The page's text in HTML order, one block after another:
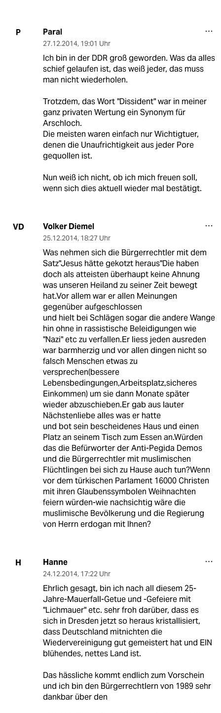
P Paral
27.12.2014, 19:01 Uhr
Ich bin in der DDR groß geworden. Was da alles
schief gelaufen ist, das weiß jeder, das muss
man nicht wiederholen.
Trotzdem, das Wort "Dissident" war in meiner
ganz privaten Wertung ein Synonym für
Arschloch.
Die meisten waren einfach nur Wichtigtuer,
denen die Unaufrichtigkeit aus jeder Pore
gequollen ist.
Nun weiß ich nicht, ob ich mich freuen soll,
wenn sich dies aktuell wieder mal bestätigt.
VD Volker Diemel
25.12.2014, 18:27 Uhr
Was nehmen sich die Bürgerrechtler mit dem
Satz"Jesus hätte gekotzt heraus"Die haben
doch als atteisten überhaupt keine Ahnung
was unseren Heiland zu seiner Zeit bewegt
hat.Vor allem war er allen Meinungen
gegenüber aufgeschlossen
und hielt bei Schlägen sogar die andere Wange
hin ohne in rassistische Beleidigungen wie
"Nazi" etc zu verfallen.Er liess jeden ausreden
war barmherzig und vor allen dingen nicht so
falsch Menschen etwas zu
versprechen(bessere
Lebensbedingungen,Arbeitsplatz,sicheres
Einkommen) um sie dann Monate später
wieder abzuschieben.Er gab aus lauter
Nächstenliebe alles was er hatte
und bot sein bescheidenes Haus und einen
Platz an seinem Tisch zum Essen an.Würden
das die Befürworter der Anti-Pegida Demos
und die Bürgerrechtler mit muslimischen
Flüchtlingen bei sich zu Hause auch tun?Wenn
vor dem türkischen Parlament 16000 Christen
mit ihren Glaubenssymbolen Weihnachten
feiern würden-wie nachsichtig wäre die
muslimische Bevölkerung und die Regierung
von Herrn erdogan mit Ihnen?
H Hanne
24.12.2014, 17:22 Uhr
Ehrlich gesagt, bin ich nach all diesem 25-
Jahre-Mauerfall-Getue und -Gefeiere mit
"Lichmauer" etc. sehr froh darüber, dass es
sich in Dresden jetzt so heraus kristallisiert,
dass Deutschland mitnichten die
Wiedervereinigung gut gemeistert hat und EIN
blühendes, nettes Land ist.
Das hässliche kommt endlich zum Vorschein
und ich bin den Bürgerrechtlern von 1989 sehr
dankbar über den